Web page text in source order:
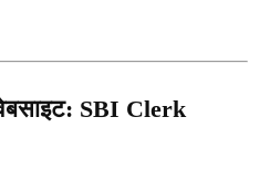
SBI Clerk